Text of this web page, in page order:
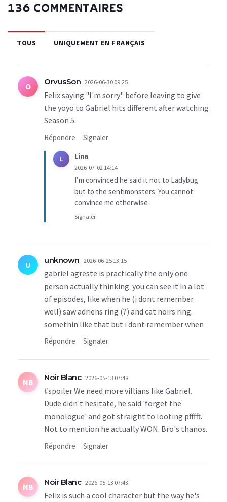
136 COMMENTAIRES
TOUS UNIQUEMENT EN FRANÇAIS
O OrvusSon 2026-06-30 09:25
Felix saying "I'm sorry" before leaving to give
the yoyo to Gabriel hits different after watching
Season 5.
Répondre Signaler
L Lina
2026-07-02 14:14
I’m convinced he said it not to Ladybug
but to the sentimonsters. You cannot
convince me otherwise
Signaler
U unknown 2026-06-25 13:15
gabriel agreste is practically the only one
person actually thinking. you can see it in a lot
of episodes, like when he (i dont remember
well) saw adriens ring (?) and cat noirs ring.
somethin like that but i dont remember when
Répondre Signaler
NB Noir Blanc 2026-05-13 07:48
#spoiler We need more villians like Gabriel.
Dude didn't hesitate, he said 'forget the
monologue' and got straight to looting pfffft.
Not to mention he actually WON. Bro's thanos.
Répondre Signaler
NB Noir Blanc 2026-05-13 07:43
Felix is such a cool character but the way he's